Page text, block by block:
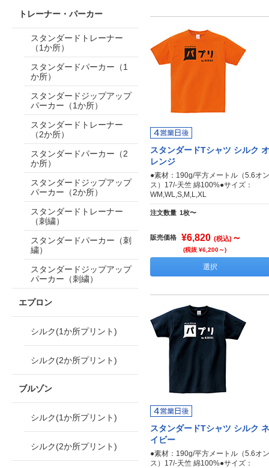
スタンダードTシャツ シルク オ
レンジ
●素材：190g/平方メートル（5.6オン
ス）17/-天竺 綿100%●サイズ：
WM,WL,S,M,L,XL
注文数量 1枚〜
販売価格 ¥6,820 (税込) ～
(税抜 ¥6,200～)
選択
スタンダードTシャツ シルク ネ
イビー
●素材：190g/平方メートル（5.6オン
ス）17/-天竺 綿100%●サイズ：
トレーナー・パーカー
スタンダードトレーナー
（1か所）
スタンダードパーカー（1
か所）
スタンダードジップアップ
パーカー（1か所）
スタンダードトレーナー
（2か所）
スタンダードパーカー（2
か所）
スタンダードジップアップ
パーカー（2か所）
スタンダードトレーナー
（刺繍）
スタンダードパーカー（刺
繍）
スタンダードジップアップ
パーカー（刺繍）
エプロン
シルク(1か所プリント)
シルク(2か所プリント)
ブルゾン
シルク(1か所プリント)
シルク(2か所プリント)